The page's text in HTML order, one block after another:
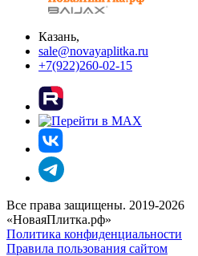
Казань,
sale@novayaplitka.ru
+7(922)260-02-15
Все права защищены. 2019-2026
«НоваяПлитка.рф»
Политика конфиденциальности
Правила пользования сайтом